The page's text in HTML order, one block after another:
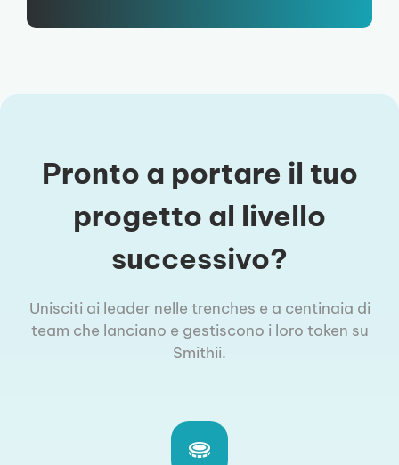
Pronto a portare il tuo
progetto al livello
successivo?
Unisciti ai leader nelle trenches e a centinaia di
team che lanciano e gestiscono i loro token su
Smithii.